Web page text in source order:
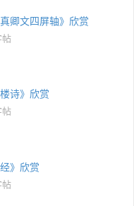
卿文四屏轴》欣赏
帖
诗》欣赏
帖
》欣赏
帖